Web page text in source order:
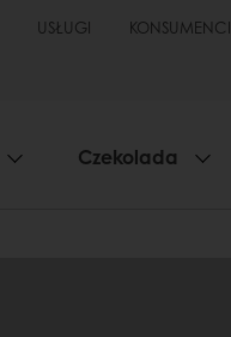
USŁUGI KONSUMENCI
Czekolada